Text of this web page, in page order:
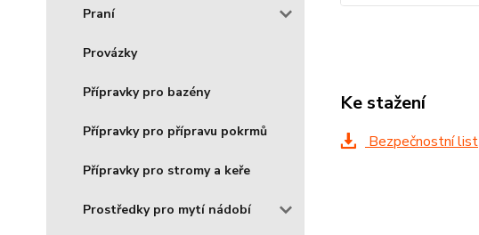
Praní
Provázky
Přípravky pro bazény
Přípravky pro přípravu pokrmů
Přípravky pro stromy a keře
Prostředky pro mytí nádobí
Ke stažení
Bezpečnostní list